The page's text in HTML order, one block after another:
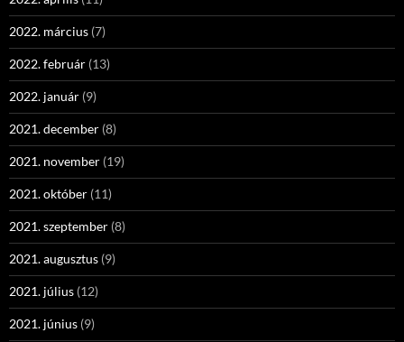
2022. március (7)
2022. február (13)
2022. január (9)
2021. december (8)
2021. november (19)
2021. október (11)
2021. szeptember (8)
2021. augusztus (9)
2021. július (12)
2021. június (9)